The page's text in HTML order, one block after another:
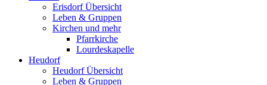
Erisdorf Übersicht
Leben & Gruppen
Kirchen und mehr
Pfarrkirche
Lourdeskapelle
Heudorf
Heudorf Übersicht
Leben & Gruppen